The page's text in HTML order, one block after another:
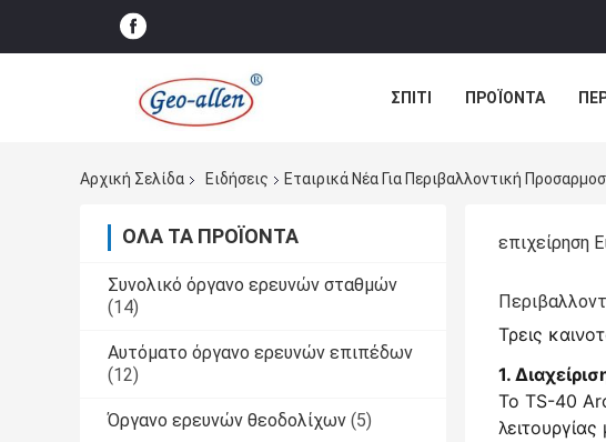
ΣΠΊΤΙ ΠΡΟΪΌΝΤΑ
Αρχική Σελίδα
Ειδήσεις Εταιρικά Νέα Για Περιβαλλοντική
ΌΛΑ ΤΑ ΠΡΟΪΌΝΤΑ
Συνολικό όργανο ερευνών σταθμών
(14)
Αυτόματο όργανο ερευνών επιπέδων
(12)
Όργανο ερευνών θεοδολίχων (5)
επιχείρηση
Τρεις
1.
Το TS-40